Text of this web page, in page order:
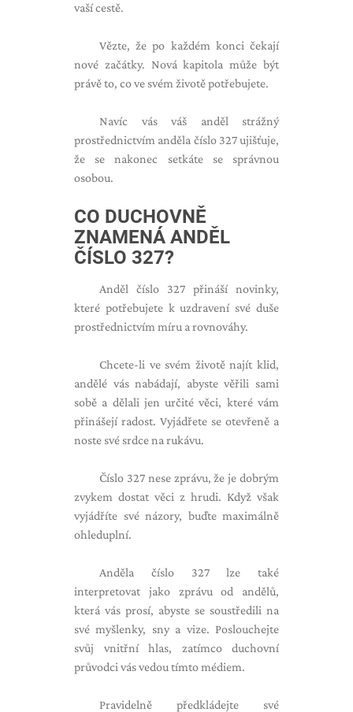
vaší cestě.
Vězte, že po každém konci čekají
nové začátky. Nová kapitola může být
právě to, co ve svém životě potřebujete.
Navíc vás váš anděl strážný
prostřednictvím anděla číslo 327 ujišťuje,
že se nakonec setkáte se správnou
osobou.
CO DUCHOVNĚ
ZNAMENÁ ANDĚL
ČÍSLO 327?
Anděl číslo 327 přináší novinky,
které potřebujete k uzdravení své duše
prostřednictvím míru a rovnováhy.
Chcete-li ve svém životě najít klid,
andělé vás nabádají, abyste věřili sami
sobě a dělali jen určité věci, které vám
přinášejí radost. Vyjádřete se otevřeně a
noste své srdce na rukávu.
Číslo 327 nese zprávu, že je dobrým
zvykem dostat věci z hrudi. Když však
vyjádříte své názory, buďte maximálně
ohleduplní.
Anděla číslo 327 lze také
interpretovat jako zprávu od andělů,
která vás prosí, abyste se soustředili na
své myšlenky, sny a vize. Poslouchejte
svůj vnitřní hlas, zatímco duchovní
průvodci vás vedou tímto médiem.
Pravidelně předkládejte své